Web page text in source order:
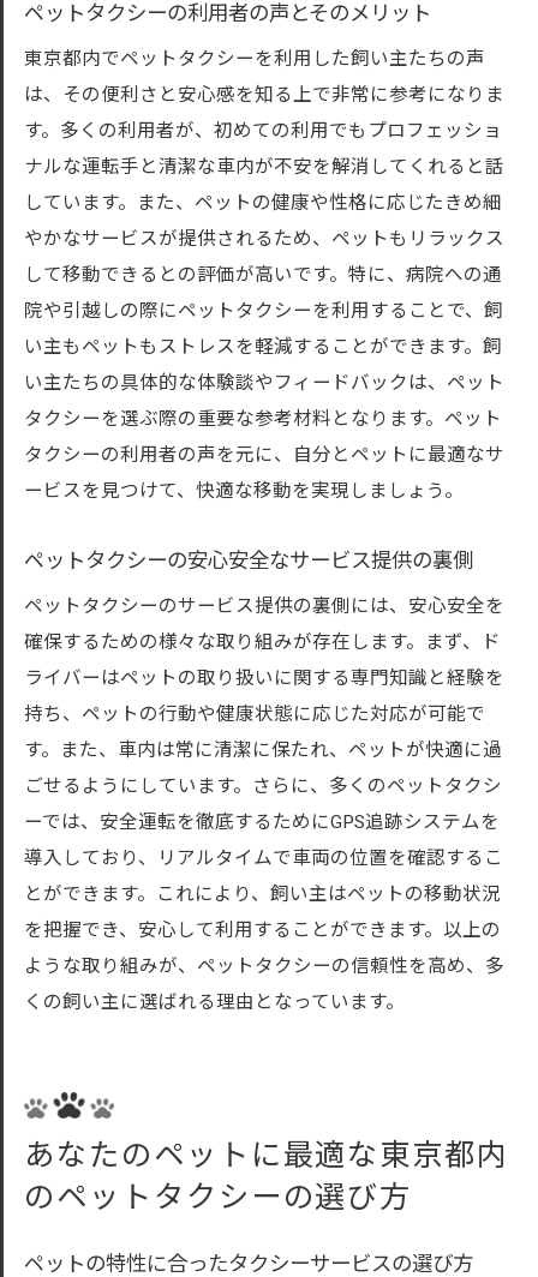
ペットタクシーの利用者の声とそのメリット
東京都内でペットタクシーを利用した飼い主たちの声
は、その便利さと安心感を知る上で非常に参考になりま
す。多くの利用者が、初めての利用でもプロフェッショ
ナルな運転手と清潔な車内が不安を解消してくれると話
しています。また、ペットの健康や性格に応じたきめ細
やかなサービスが提供されるため、ペットもリラックス
して移動できるとの評価が高いです。特に、病院への通
院や引越しの際にペットタクシーを利用することで、飼
い主もペットもストレスを軽減することができます。飼
い主たちの具体的な体験談やフィードバックは、ペット
タクシーを選ぶ際の重要な参考材料となります。ペット
タクシーの利用者の声を元に、自分とペットに最適なサ
ービスを見つけて、快適な移動を実現しましょう。
ペットタクシーの安心安全なサービス提供の裏側
ペットタクシーのサービス提供の裏側には、安心安全を
確保するための様々な取り組みが存在します。まず、ド
ライバーはペットの取り扱いに関する専門知識と経験を
持ち、ペットの行動や健康状態に応じた対応が可能で
す。また、車内は常に清潔に保たれ、ペットが快適に過
ごせるようにしています。さらに、多くのペットタクシ
ーでは、安全運転を徹底するためにGPS追跡システムを
導入しており、リアルタイムで車両の位置を確認するこ
とができます。これにより、飼い主はペットの移動状況
を把握でき、安心して利用することができます。以上の
ような取り組みが、ペットタクシーの信頼性を高め、多
くの飼い主に選ばれる理由となっています。
あなたのペットに最適な東京都内
のペットタクシーの選び方
ペットの特性に合ったタクシーサービスの選び方